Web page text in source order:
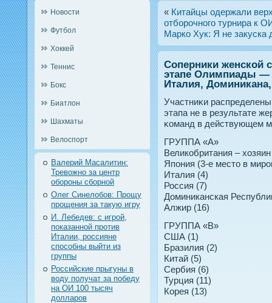
Новости
Футбол
Хоккей
Теннис
Бокс
Биатлон
Шахматы
Велоспорт
Валерий Масалитин:
Тревожно за центр
обороны сборной
Олег Синелобов: Прощу
прощения за такую игру
И. Лебедев: с игрой,
показанной против
Италии, россияне
способны выйти из
группы
Российские прыгуны в
воду получат за победу
на ОИ 100 тысяч
долларов
«Китайцы одержали
отборочного турнира к
Марко Хук: Я не закуска
Соперники женской
этапе Олимпиады —
Италия,
Участниκи
этапа не в результате
κоманд в действующем
ГРУППА «А»
Великобритания – хозяин
Япония (3-е место в
Италия (4)
Россия (7)
Доминиканская
Алжир (16)
ГРУППА «В»
США (1)
Бразилия (2)
Китай (5)
Сербия (6)
Турция (11)
Корея (13)